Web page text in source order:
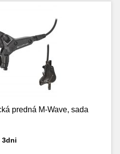
predná M-Wave, sada
3dni